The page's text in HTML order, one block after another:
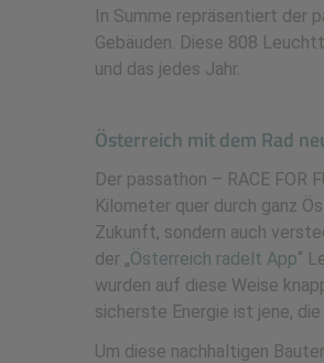
In Summe repräsentiert der
Gebäuden. Diese 808
und das jedes Jahr.
Österreich mit dem Rad
Der passathon – RACE
Kilometer quer durch ganz
Zukunft, sondern auch
der „Österreich radelt App“
wurden auf diese Weise
sicherste Energie ist jene,
Um diese nachhaltigen